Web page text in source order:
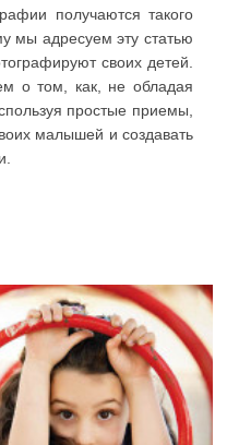
получаются такого
мы адресуем эту статью
своих детей.
о том, как, не обладая
простые приемы,
малышей и создавать